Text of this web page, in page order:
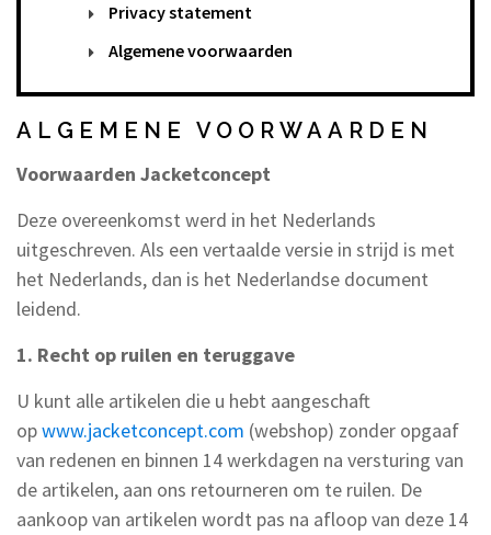
Privacy statement
Algemene voorwaarden
ALGEMENE VOORWAARDEN
Voorwaarden Jacketconcept
Deze overeenkomst werd in het Nederlands
uitgeschreven. Als een vertaalde versie in strijd is met
het Nederlands, dan is het Nederlandse document
leidend.
1. Recht op ruilen en teruggave
U kunt alle artikelen die u hebt aangeschaft
opwww.jacketconcept.com (webshop) zonder opgaaf
van redenen en binnen 14 werkdagen na versturing van
de artikelen, aan ons retourneren om te ruilen. De
aankoop van artikelen wordt pas na afloop van deze 14